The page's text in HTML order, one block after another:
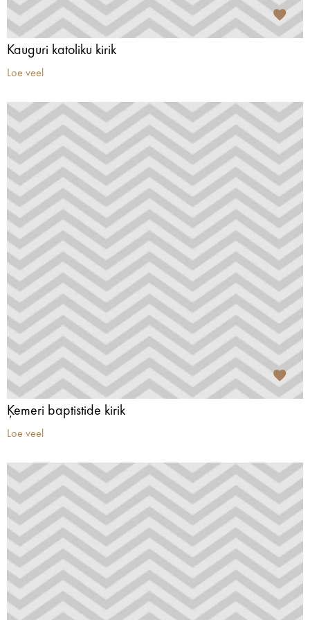
Kauguri katoliku kirik
Loe veel
Ķemeri baptistide kirik
Loe veel